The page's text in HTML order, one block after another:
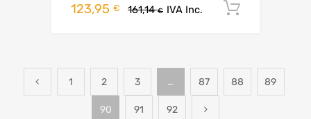
161,14€
123,95 € IVA Inc.
1 2 3 … 87 88 89
90 91 92